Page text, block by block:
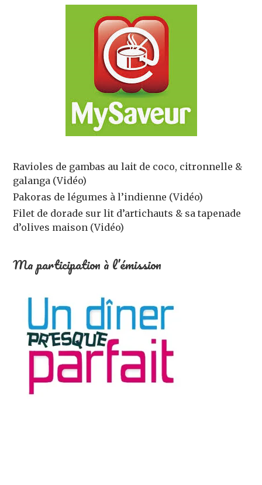
Ravioles de gambas au lait de coco, citronnelle &
galanga (Vidéo)
Pakoras de légumes à l’indienne (Vidéo)
Filet de dorade sur lit d’artichauts & sa tapenade
d’olives maison (Vidéo)
Ma participation à l’émission